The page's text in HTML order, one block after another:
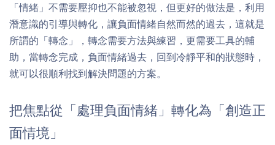
「情緒」不需要壓抑也不能被忽視，但更好的做法是，利用
潛意識的引導與轉化，讓負面情緒自然而然的過去，這就是
所謂的「轉念」，轉念需要方法與練習，更需要工具的輔
助，當轉念完成，負面情緒過去，回到冷靜平和的狀態時，
就可以很順利找到解決問題的方案。
把焦點從「處理負面情緒」轉化為「創造正
面情境」